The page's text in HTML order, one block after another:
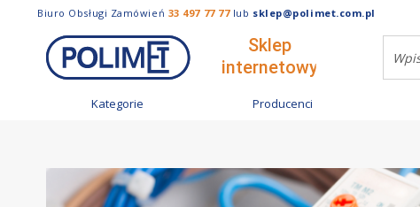
Biuro Obsługi Zamówień 33 497 77 77lub sklep@polimet.com.pl
Kategorie Producenci